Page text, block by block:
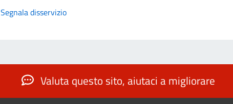
Segnala disservizio
Valuta questo sito, aiutaci a migliorare